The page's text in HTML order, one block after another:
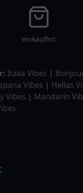
einkauflist
Italia Vibes |
Vibes | Hellas
Vibes | Mandarin